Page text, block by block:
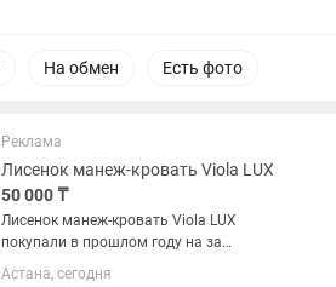
На обмен Есть фото
Реклама
Лисенок манеж-кровать Viola LUX
50 000 ₸
Лисенок манеж-кровать Viola LUX
покупали в прошлом году на за
125.000. В комплекте есть два матраса
Астана, сегодня